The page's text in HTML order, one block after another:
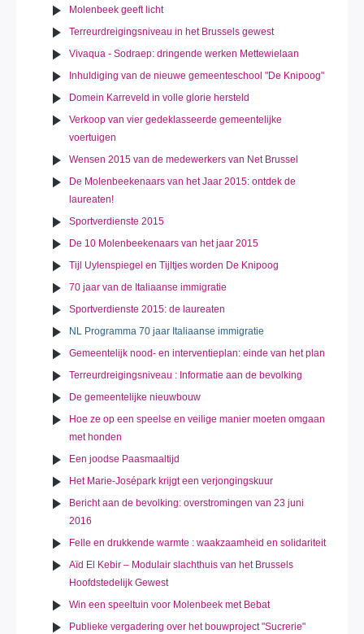
Molenbeek geeft licht
Terreurdreigingsniveau in het Brussels gewest
Vivaqua - Sodraep: dringende werken Mettewielaan
Inhuldiging van de nieuwe gemeenteschool "De Knipoog"
Domein Karreveld in volle glorie hersteld
Verkoop van vier gedeklasseerde gemeentelijke
voertuigen
Wensen 2015 van de medewerkers van Net Brussel
De Molenbeekenaars van het Jaar 2015: ontdek de
laureaten!
Sportverdienste 2015
De 10 Molenbeekenaars van het jaar 2015
Tijl Uylenspiegel en Tijltjes worden De Knipoog
70 jaar van de Italiaanse immigratie
Sportverdienste 2015: de laureaten
NL Programma 70 jaar Italiaanse immigratie
Gemeentelijk nood- en interventieplan: einde van het plan
Terreurdreigingsniveau : Informatie aan de bevolking
De gemeentelijke nieuwbouw
Hoe ze op een speelse en veilige manier moeten omgaan
met honden
Een joodse Paasmaaltijd
Het Marie-Josépark krijgt een verjongingskuur
Bericht aan de bevolking: overstromingen van 23 juni
2016
Felle en drukkende warmte : waakzaamheid en solidariteit
Aïd El Kebir – Modulair slachthuis van het Brussels
Hoofdstedelijk Gewest
Win een speeltuin voor Molenbeek met Bebat
Publieke vergadering over het bouwproject "Sucrerie"